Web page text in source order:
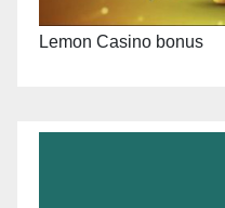
Lemon Casino bonus